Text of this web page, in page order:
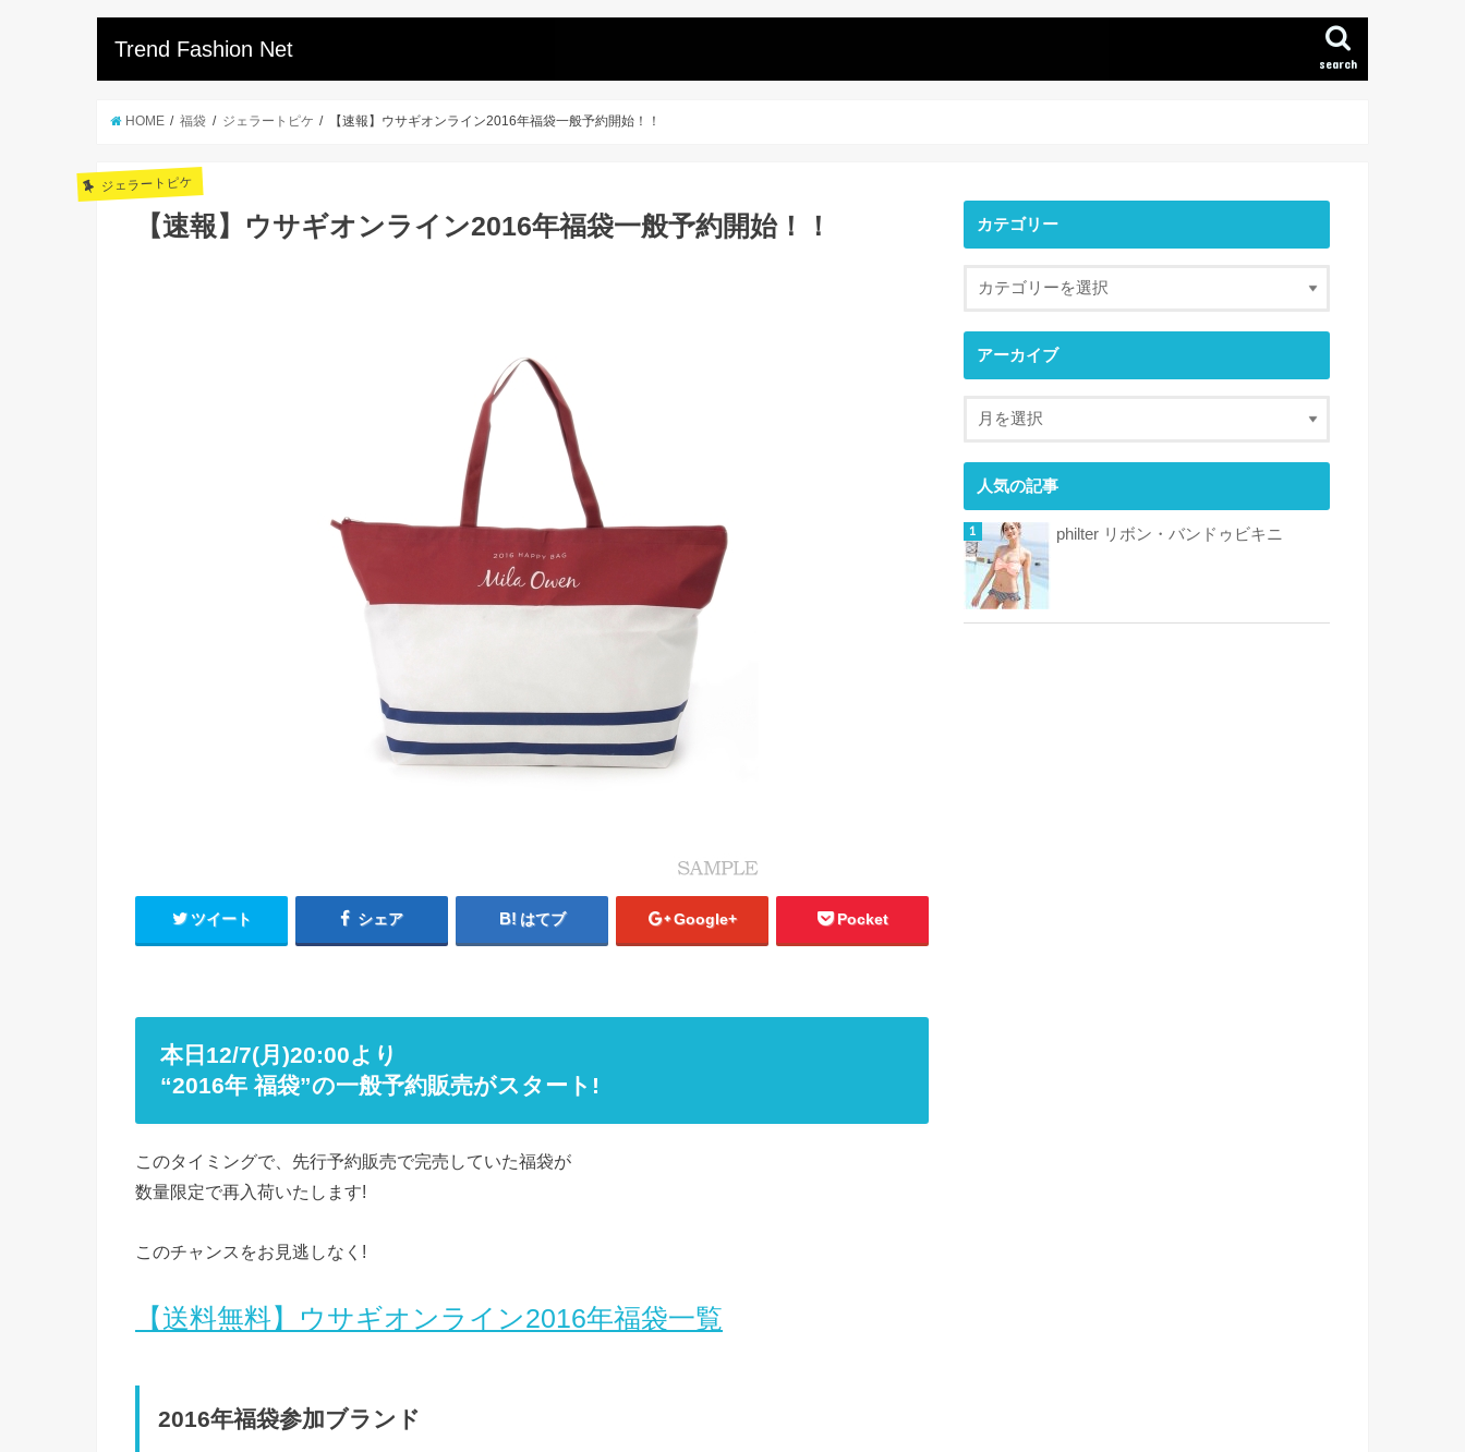
Trend Fashion Net
search
HOME 福袋 ジェラートピケ 【速報】ウサギオンライン2016年福袋一般予約開始！！
ジェラートピケ
【速報】ウサギオンライン2016年福袋一般予約開始！！
ツイート シェア はてブ Google+ Pocket
本日12/7(月)20:00より
“2016年 福袋”の一般予約販売がスタート!
このタイミングで、先行予約販売で完売していた福袋が
数量限定で再入荷いたします!
このチャンスをお見逃しなく!
【送料無料】ウサギオンライン2016年福袋一覧
2016年福袋参加ブランド
カテゴリー
アーカイブ
人気の記事
philter リボン・バンドゥビキニ